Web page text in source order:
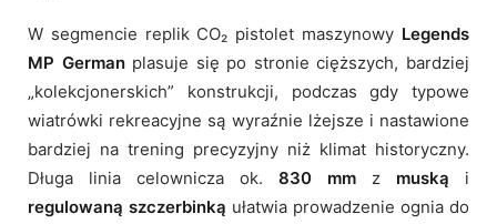
W segmencie replik CO₂ pistolet maszynowy Legends
MP Germanplasuje się po stronie cięższych, bardziej
„kolekcjonerskich” konstrukcji, podczas gdy typowe
wiatrówki rekreacyjne są wyraźnie lżejsze i nastawione
bardziej na trening precyzyjny niż klimat historyczny.
Długa linia celownicza ok. 830 mm z muską i
regulowaną szczerbinką ułatwia prowadzenie ognia do